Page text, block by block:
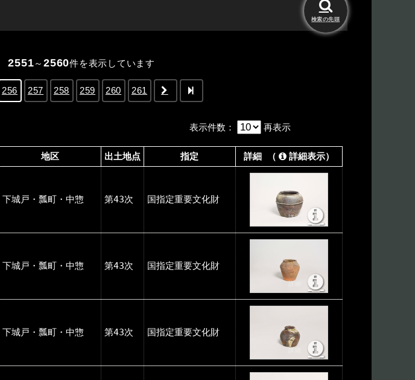
検索の先頭
2551～ 2560件を表示しています
256 257 258 259 260 261
表示件数 ： 再表示
地区 出土地点 指定 詳細 （ 詳細表示）
下城戸・瓢町・中惣 第43次 国指定重要文化財
下城戸・瓢町・中惣 第43次 国指定重要文化財
下城戸・瓢町・中惣 第43次 国指定重要文化財